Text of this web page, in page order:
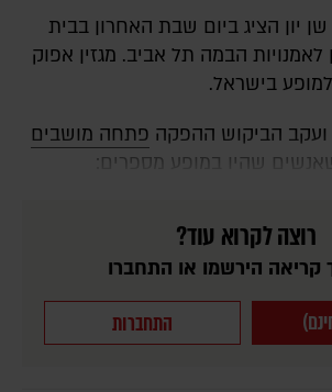
יון הציג ביום שבת האחרון בבית
הבמה תל אביב. מגזין אפוק
בישראל.
פתחה מושבים
שהיו במופע מספרים:
רוצה לקרוא עוד?
הירשמו או התחברו
התחברות